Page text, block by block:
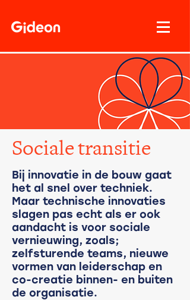
Sociale transitie
Bij innovatie in de bouw gaat
het al snel over techniek.
Maar technische innovaties
slagen pas echt als er ook
aandacht is voor sociale
vernieuwing, zoals;
zelfsturende teams, nieuwe
vormen van leiderschap en
co-creatie binnen- en buiten
de organisatie.